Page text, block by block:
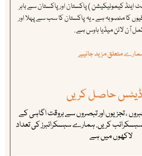
اینڈ کیمونیکیشن ) پاکستان اور پاکستان سے باہر
کا منصوبہ ہے ۔ یہ پاکستان کا سب سے پہلا اور
آن لائن میڈیا ہاوس ہے .
متعلق مزید جانیے
حاصل کریں
، تجزیوں اور تبصروں سے بروقت اگاہی کے
سبسکرائب کریں. ہمارے سبسکرائبرز کی تعداد
لاکھوں میں ہے